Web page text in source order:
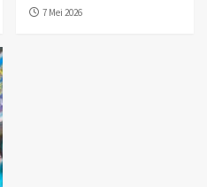
7 Mei 2026